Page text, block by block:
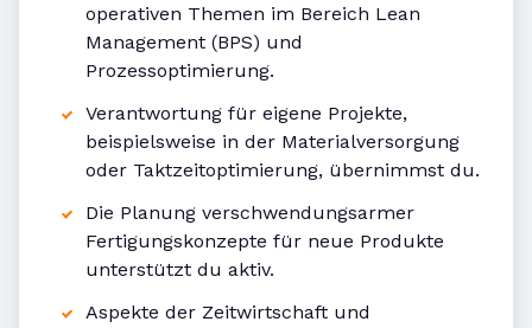
operativen Themen im Bereich Lean
Management (BPS) und
Prozessoptimierung.
Verantwortung für eigene Projekte,
beispielsweise in der Materialversorgung
oder Taktzeitoptimierung, übernimmst du.
Die Planung verschwendungsarmer
Fertigungskonzepte für neue Produkte
unterstützt du aktiv.
Aspekte der Zeitwirtschaft und